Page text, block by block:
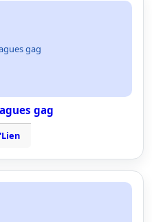
gag
gag